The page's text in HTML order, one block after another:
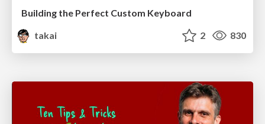
Building the Perfect Custom Keyboard
takai
2 830